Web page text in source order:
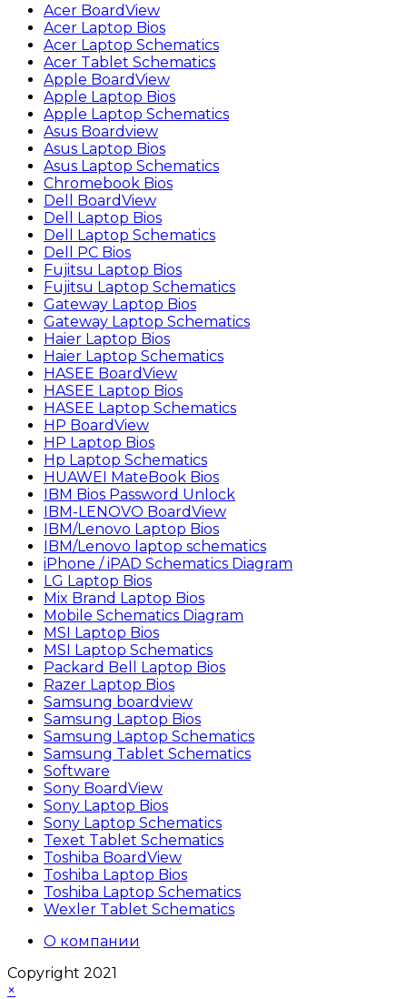
Acer BoardView
Acer Laptop Bios
Acer Laptop Schematics
Acer Tablet Schematics
Apple BoardView
Apple Laptop Bios
Apple Laptop Schematics
Asus Boardview
Asus Laptop Bios
Asus Laptop Schematics
Chromebook Bios
Dell BoardView
Dell Laptop Bios
Dell Laptop Schematics
Dell PC Bios
Fujitsu Laptop Bios
Fujitsu Laptop Schematics
Gateway Laptop Bios
Gateway Laptop Schematics
Haier Laptop Bios
Haier Laptop Schematics
HASEE BoardView
HASEE Laptop Bios
HASEE Laptop Schematics
HP BoardView
HP Laptop Bios
Hp Laptop Schematics
HUAWEI MateBook Bios
IBM Bios Password Unlock
IBM-LENOVO BoardView
IBM/Lenovo Laptop Bios
IBM/Lenovo laptop schematics
iPhone / iPAD Schematics Diagram
LG Laptop Bios
Mix Brand Laptop Bios
Mobile Schematics Diagram
MSI Laptop Bios
MSI Laptop Schematics
Packard Bell Laptop Bios
Razer Laptop Bios
Samsung boardview
Samsung Laptop Bios
Samsung Laptop Schematics
Samsung Tablet Schematics
Software
Sony BoardView
Sony Laptop Bios
Sony Laptop Schematics
Texet Tablet Schematics
Toshiba BoardView
Toshiba Laptop Bios
Toshiba Laptop Schematics
Wexler Tablet Schematics
О компании
Copyright 2021
×